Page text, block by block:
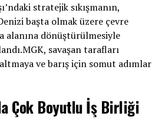
stratejik sıkışmanın,
başta olmak üzere çevre
alanına dönüştürülmesiyle
savaşan tarafları
ve barış için somut adımlar
Çok Boyutlu İş Birliği